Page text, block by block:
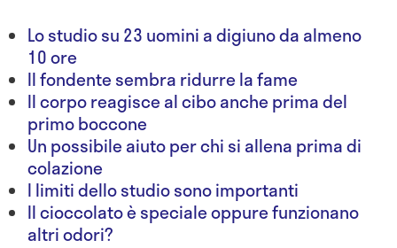
Lo studio su 23 uomini a digiuno da almeno
10 ore
Il fondente sembra ridurre la fame
Il corpo reagisce al cibo anche prima del
primo boccone
Un possibile aiuto per chi si allena prima di
colazione
I limiti dello studio sono importanti
Il cioccolato è speciale oppure funzionano
altri odori?